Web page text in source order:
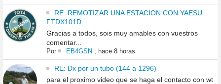
RE: REMOTIZAR UNA ESTACION CON YAESU
FTDX101D
Gracias a todos, sois muy amables con vuestros
comentar...
Por EB4GSN, hace 8 horas
RE: Dx por un tubo (144 a 1296)
para el proximo video que se haga el contacto con wt